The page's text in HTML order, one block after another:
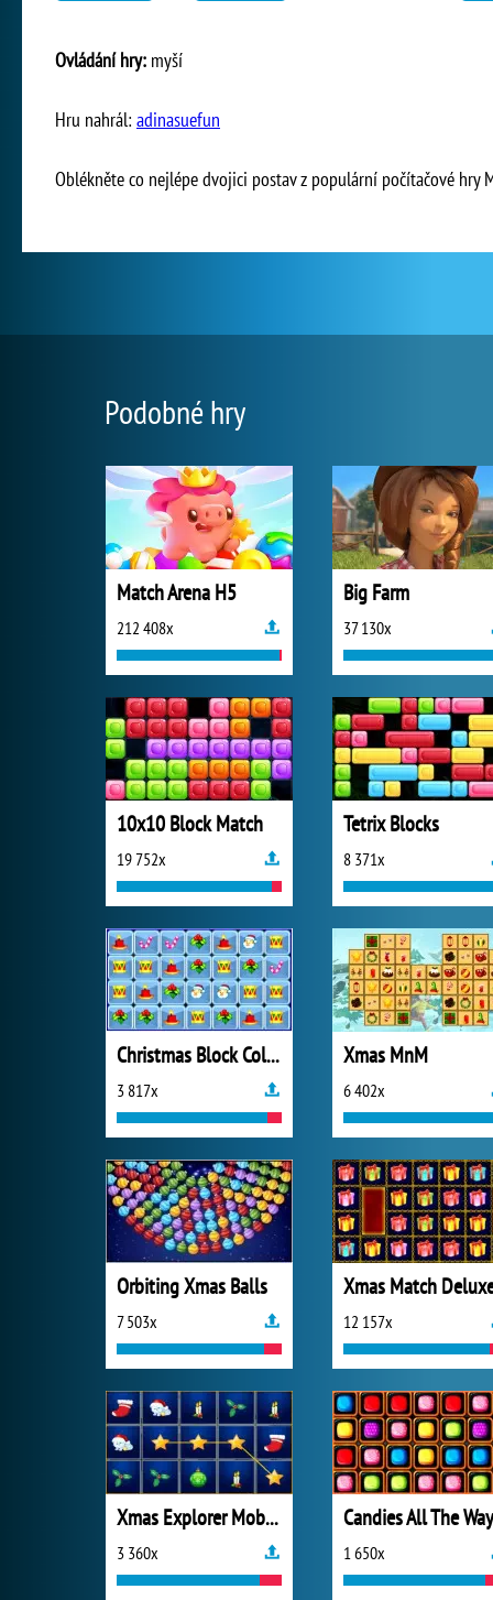
Ovládání hry: myší
Hru nahrál: adinasuefun
Oblékněte co nejlépe dvojici postav z populární počítačové hry
Podobné hry
Match Arena H5
212 408x
Big Farm
37 130x
10x10 Block Match
19 752x
Tetrix Blocks
8 371x
Christmas Block Collapse
3 817x
Xmas MnM
6 402x
Orbiting Xmas Balls
7 503x
Xmas Match
12 157x
Xmas Explorer Mobile
3 360x
Candies All The Way
1 650x